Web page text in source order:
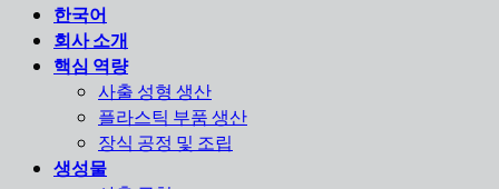
한국어
회사 소개
핵심 역량
사출 성형 생산
플라스틱 부품 생산
장식 공정 및 조립
생성물